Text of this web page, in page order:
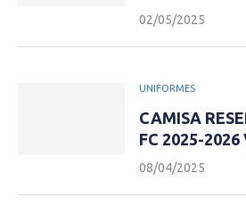
02/05/2025
UNIFORMES
CAMISA
FC 2025-2026
08/04/2025